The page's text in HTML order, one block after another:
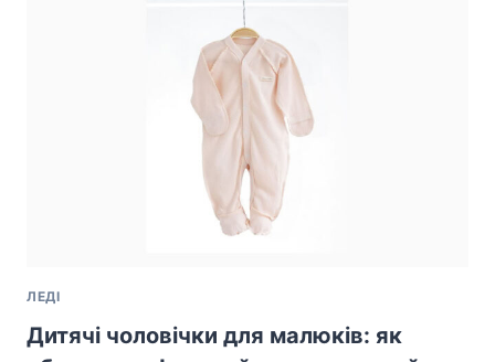
СПЕЦІАЛЬНІСТЬ
МІСТО
ЛЕДІ
Дитячі чоловічки для малюків: як